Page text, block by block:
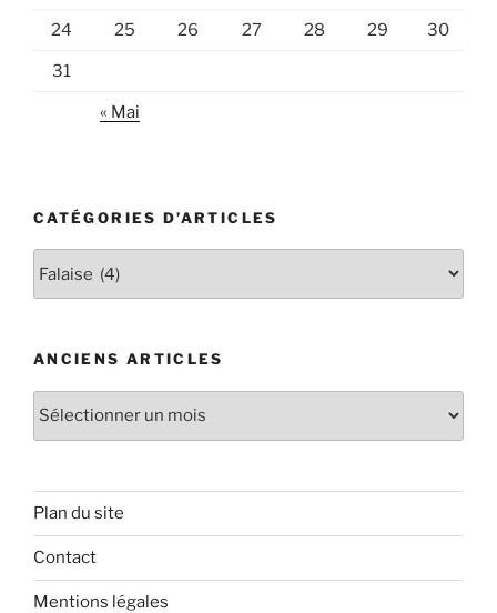
24 25 26 27 28 29 30
31
« Mai
CATÉGORIES D’ARTICLES
d’articles
ANCIENS ARTICLES
Plan du site
Contact
Mentions légales